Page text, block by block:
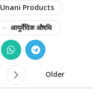
Unani Products
आयुर्वेदिक औषधि
Older